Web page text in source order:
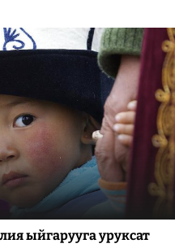
ыйгарууга уруксат